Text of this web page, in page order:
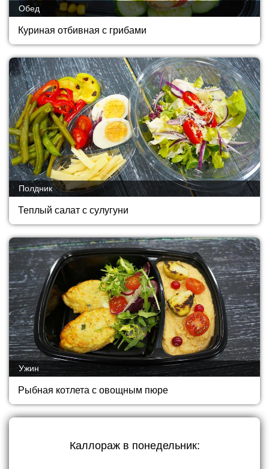
Обед
Куриная отбивная с грибами
Полдник
Теплый салат с сулугуни
Ужин
Рыбная котлета с овощным пюре
Каллораж в понедельник: